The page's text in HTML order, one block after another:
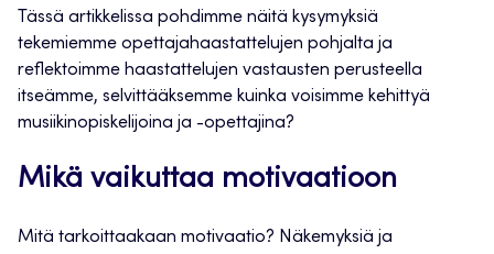
Tässä artikkelissa pohdimme näitä kysymyksiä
tekemiemme opettajahaastattelujen pohjalta ja
reflektoimme haastattelujen vastausten perusteella
itseämme, selvittääksemme kuinka voisimme kehittyä
musiikinopiskelijoina ja -opettajina?
Mikä vaikuttaa motivaatioon
Mitä tarkoittaakaan motivaatio? Näkemyksiä ja